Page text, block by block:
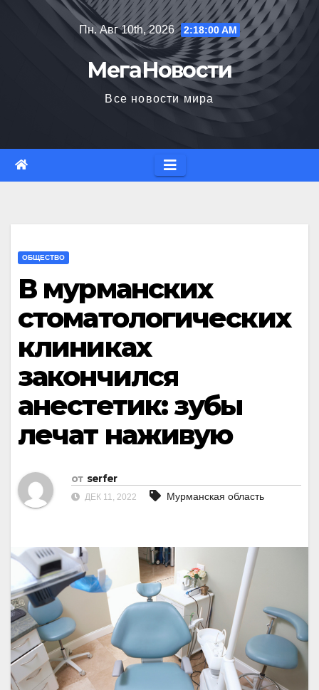
Пн. Авг 10th, 2026 2:18:01 AM
МегаНовости
Все новости мира
ОБЩЕСТВО
В мурманских
стоматологических
клиниках
закончился
анестетик: зубы
лечат наживую
от serfer
ДЕК 11, 2022 Мурманская область